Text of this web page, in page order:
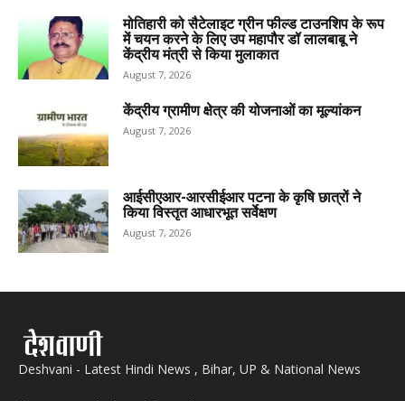
मोतिहारी को सैटेलाइट ग्रीन फील्ड टाउनशिप के रूप
में चयन करने के लिए उप महापौर डॉ लालबाबू ने
केंद्रीय मंत्री से किया मुलाकात
August 7, 2026
केंद्रीय ग्रामीण क्षेत्र की योजनाओं का मूल्यांकन
August 7, 2026
आईसीएआर-आरसीईआर पटना के कृषि छात्रों ने
किया विस्तृत आधारभूत सर्वेक्षण
August 7, 2026
Deshvani - Latest Hindi News , Bihar, UP & National News